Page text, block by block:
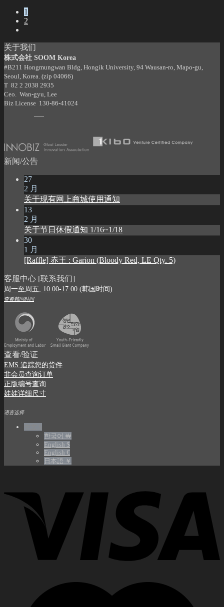
1
2
关于我们
株式会社 SOOM Korea
#B211 Hongmungwan Bldg, Hongik University, 94 Wausan-ro, Mapo-gu,
Seoul, Korea. (zip 04066)
T 82 2 2038 2935
Ceo. Wan-gyu, Lee
Biz License 130-86-41024
新闻/公告
27
2 月
关于现有网上商城使用通知
13
2 月
关于节日休假通知 1/16~1/18
30
1 月
[Raffle] 赤王 : Garion (Bloody Red, LE Qty. 5)
客服中心 [联系我们]
周一至周五, 10:00-17:00 (韩国时间)
查看韩国时间
查看/验证
EMS 追踪您的货件
非会员查询订单
正版编号查询
娃娃详细尺寸
语言选择
한국어 ￦
English $
English €
日本語 ￥